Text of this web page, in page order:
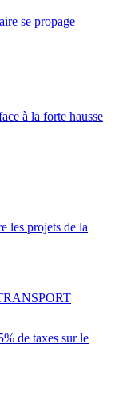
se propage
à la forte hausse
les projets de la
de taxes sur le